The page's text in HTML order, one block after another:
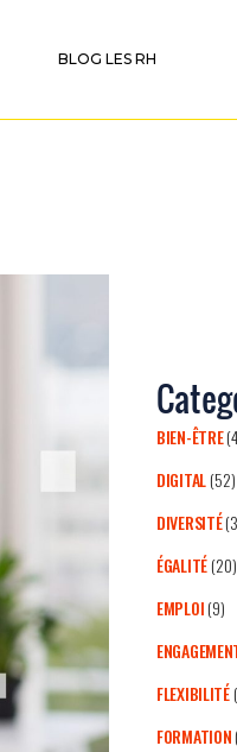
BLOG LES RH
BIEN-ÊTRE
DIGITAL(52)
DIVERSITÉ
ÉGALITÉ(20)
EMPLOI(9)
FLEXIBILITÉ
FORMATION